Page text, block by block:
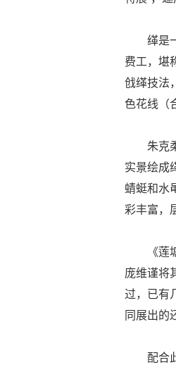
缂是
费工，堪
戗缂技法
色花线（
朱克
实景绘成
蜻蜓和水
彩丰富，
《
庞维谨将
过，已有
同展出的
配合